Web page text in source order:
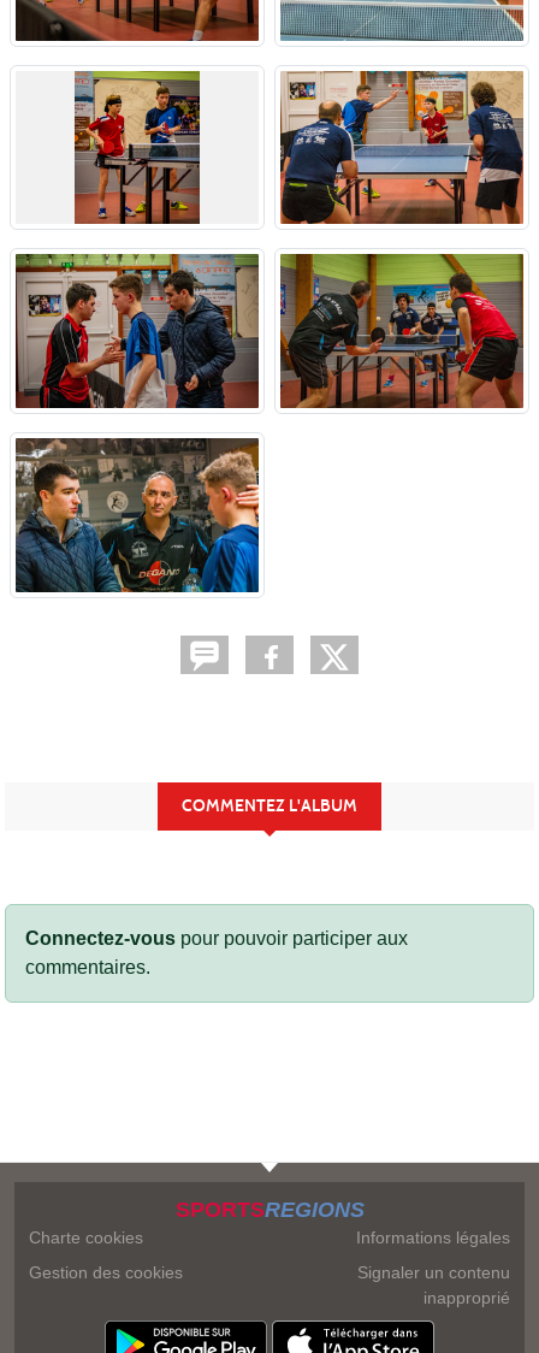
COMMENTEZ L'ALBUM
Connectez-vous pour pouvoir participer aux
commentaires.
SPORTSREGIONS
Charte cookies
Gestion des cookies
Informations légales
Signaler un contenu
inapproprié